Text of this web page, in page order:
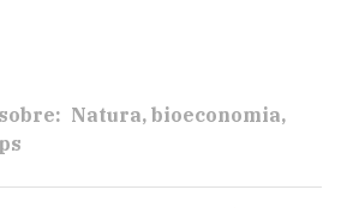
Natura bioeconomia